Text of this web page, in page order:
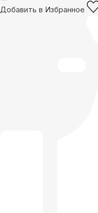
Добавить в Избранное